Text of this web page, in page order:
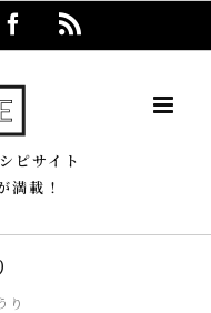
Facebook
ピサイト
満載！
り